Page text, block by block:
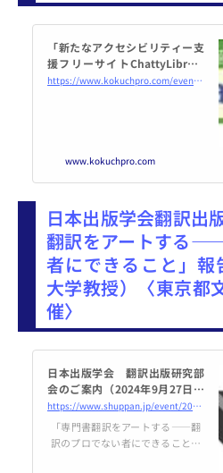
「新たなアクセシビリティー支
援フリーサイトChattyLibrary
の紹介」 2024年9月25日（オン
https://www.kokuchpro.com/event/20240925/
www.kokuchpro.com
日本出版学会翻訳出
翻訳をアートする
者にできること」
大学教授）〈東京都
催〉
日本出版学会 翻訳出版研究部
会のご案内（2024年9月27日開
催） | 日本出版学会
https://www.shuppan.jp/event/2024/08/13/3042/
「専門書翻訳をアートする――翻
訳のプロでない者にできること」